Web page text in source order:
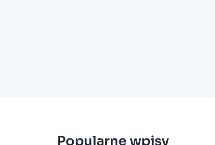
Popularne wpisy